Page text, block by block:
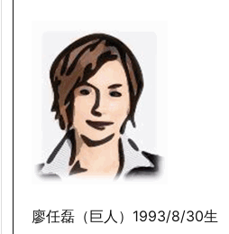
廖任磊（巨人）1993/8/30生